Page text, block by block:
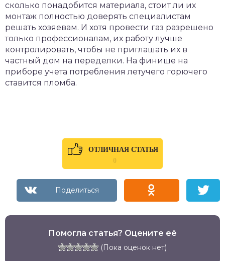
сколько понадобится материала, стоит ли их
монтаж полностью доверять специалистам
решать хозяевам. И хотя провести газ разрешено
только профессионалам, их работу лучше
контролировать, чтобы не приглашать их в
частный дом на переделки. На финише на
приборе учета потребления летучего горючего
ставится пломба.
ОТЛИЧНАЯ СТАТЬЯ
0
Помогла статья? Оцените её
(Пока оценок нет)